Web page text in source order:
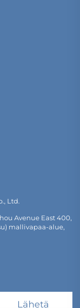
Ltd.
Avenue East 400,
mallivapaa-alue,
Lähetä